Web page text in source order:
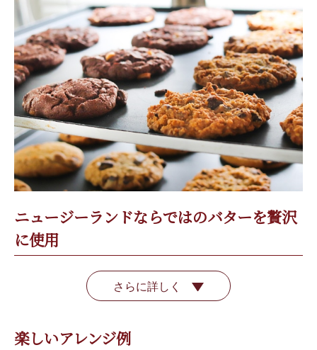
ニュージーランドならではのバターを贅沢
に使用
さらに詳しく
楽しいアレンジ例